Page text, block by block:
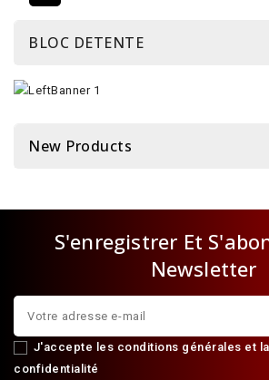
BLOC DETENTE
New Products
S'enregistrer Et
Newsletter
J'accepte les conditions générales et
confidentialité